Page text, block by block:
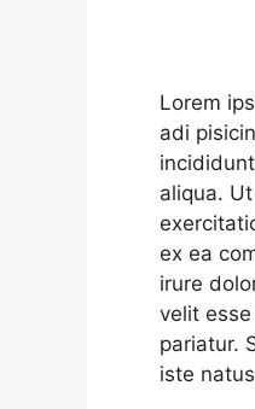
Lorem
adi
aliqua.
ex ea
irure
velit
pariatur.
iste